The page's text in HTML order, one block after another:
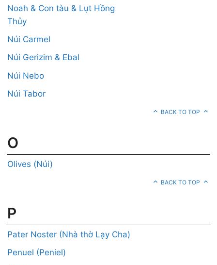
Noah & Con tàu & Lụt Hồng
Thủy
Núi Carmel
Núi Gerizim & Ebal
Núi Nebo
Núi Tabor
BACK TO TOP
O
Olives (Núi)
BACK TO TOP
P
Pater Noster (Nhà thờ Lạy Cha)
Penuel (Peniel)